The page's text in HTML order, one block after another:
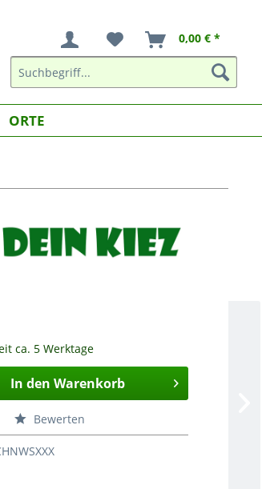
0,00 € *
ORTE
ca. 5 Werktage
In den Warenkorb
Bewerten